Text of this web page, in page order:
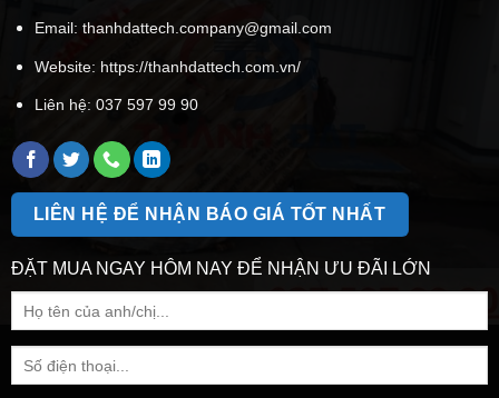
Email: thanhdattech.company@gmail.com
Website: https://thanhdattech.com.vn/
Liên hệ: 037 597 99 90
LIÊN HỆ ĐỂ NHẬN BÁO GIÁ TỐT NHẤT
ĐẶT MUA NGAY HÔM NAY ĐỂ NHẬN ƯU ĐÃI LỚN